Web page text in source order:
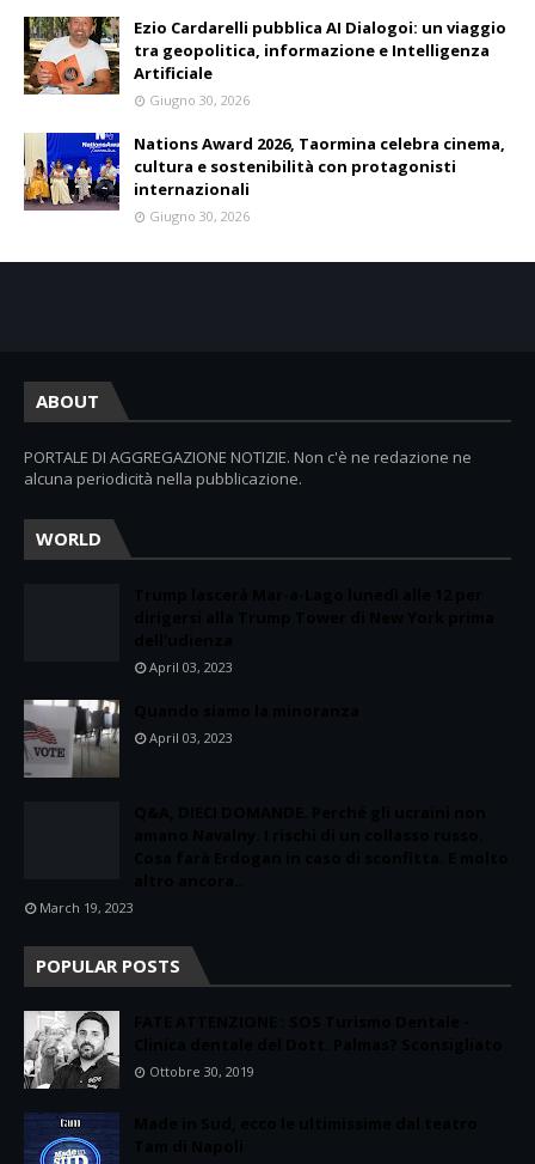
Ezio Cardarelli pubblica AI Dialogoi: un viaggio
tra geopolitica, informazione e Intelligenza
Artificiale
Giugno 30, 2026
Nations Award 2026, Taormina celebra cinema,
cultura e sostenibilità con protagonisti
internazionali
Giugno 30, 2026
ABOUT
PORTALE DI AGGREGAZIONE NOTIZIE. Non c'è ne redazione ne
alcuna periodicità nella pubblicazione.
WORLD
April 03, 2023
April 03, 2023
March 19, 2023
POPULAR POSTS
Ottobre 30, 2019